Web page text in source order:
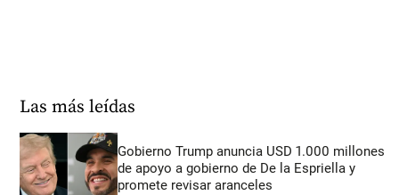
Las más leídas
Gobierno Trump anuncia USD 1.000 millones
de apoyo a gobierno de De la Espriella y
promete revisar aranceles